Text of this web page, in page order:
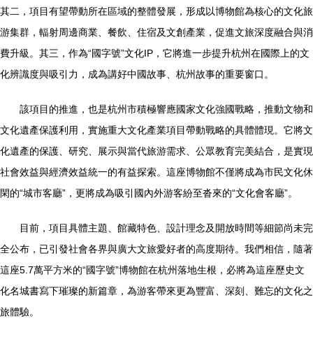
其二，項目有望帶動所在區域的整體發展，形成以博物館為核心的文化旅
游集群，輻射周邊商業、餐飲、住宿及文創產業，促進文旅深度融合與消
費升級。其三，作為“國字號”文化IP，它將進一步提升杭州在國際上的文
化辨識度與吸引力，成為講好中國故事、杭州故事的重要窗口。
該項目的推進，也是杭州市積極響應國家文化強國戰略，推動文物和
文化遺產保護利用，實施重大文化產業項目帶動戰略的具體體現。它將文
化遺產的保護、研究、展示與當代旅游需求、公眾教育完美結合，是實現
社會效益與經濟效益統一的有益探索。這座博物館不僅將成為市民文化休
閑的“城市客廳”，更將成為吸引國內外游客紛至沓來的“文化會客廳”。
目前，項目具體主題、館藏特色、設計理念及開放時間等細節尚未完
全公布，已引發社會各界與廣大文旅愛好者的高度期待。我們相信，隨著
這座5.7萬平方米的“國字號”博物館在杭州落地生根，必將為這座歷史文
化名城書寫下璀璨的新篇章，為游客帶來更為豐富、深刻、難忘的文化之
旅體驗。